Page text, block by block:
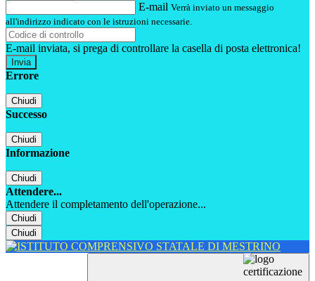
E-mail Verrà inviato un messaggio
all'indirizzo indicato con le istruzioni necessarie.
E-mail inviata, si prega di controllare la casella di posta elettronica!
Errore
Chiudi
Successo
Chiudi
Informazione
Chiudi
Attendere...
Attendere il completamento dell'operazione...
Chiudi
Chiudi